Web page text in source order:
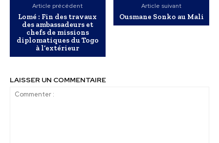
Article précédent
Lomé : Fin des travaux
des ambassadeurs et
chefs de missions
diplomatiques du Togo
à l’extérieur
Article suivant
Ousmane Sonko au Mali
LAISSER UN COMMENTAIRE